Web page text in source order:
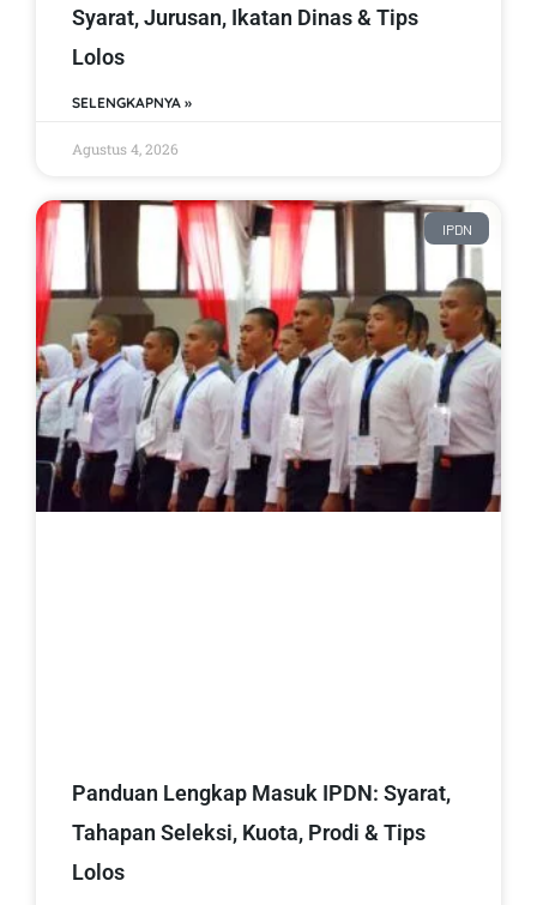
Syarat, Jurusan, Ikatan Dinas & Tips
Lolos
SELENGKAPNYA »
Agustus 4, 2026
IPDN
Panduan Lengkap Masuk IPDN: Syarat,
Tahapan Seleksi, Kuota, Prodi & Tips
Lolos